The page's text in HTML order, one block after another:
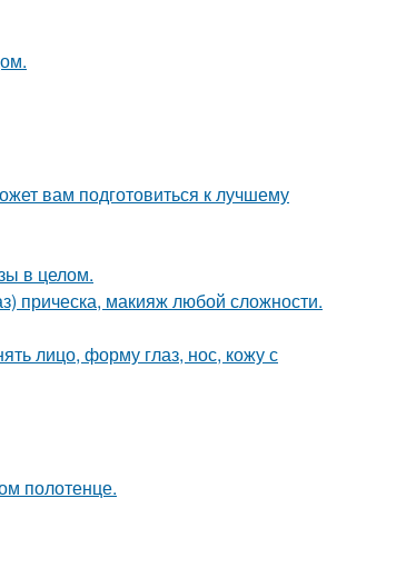
вам подготовиться к лучшему
в целом.
прическа, макияж любой сложности.
лицо, форму глаз, нос, кожу с
полотенце.